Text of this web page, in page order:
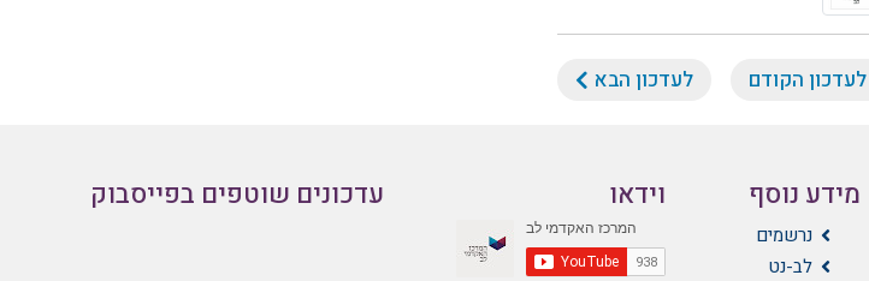
לעדכון הקודם לעדכון הבא
מידע נוסף
נרשמים
לב-נט
וידאו עדכונים שוטפים בפייסבוק